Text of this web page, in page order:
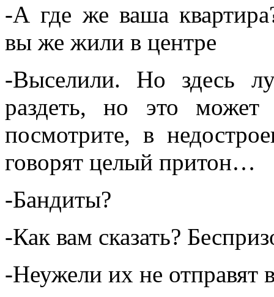
-А где же ваша
вы же жили в центре
-Выселили. Но здесь
раздеть, но это
посмотрите, в
говорят целый притон…
-Бандиты?
-Как вам сказать?
-Неужели их не отправят